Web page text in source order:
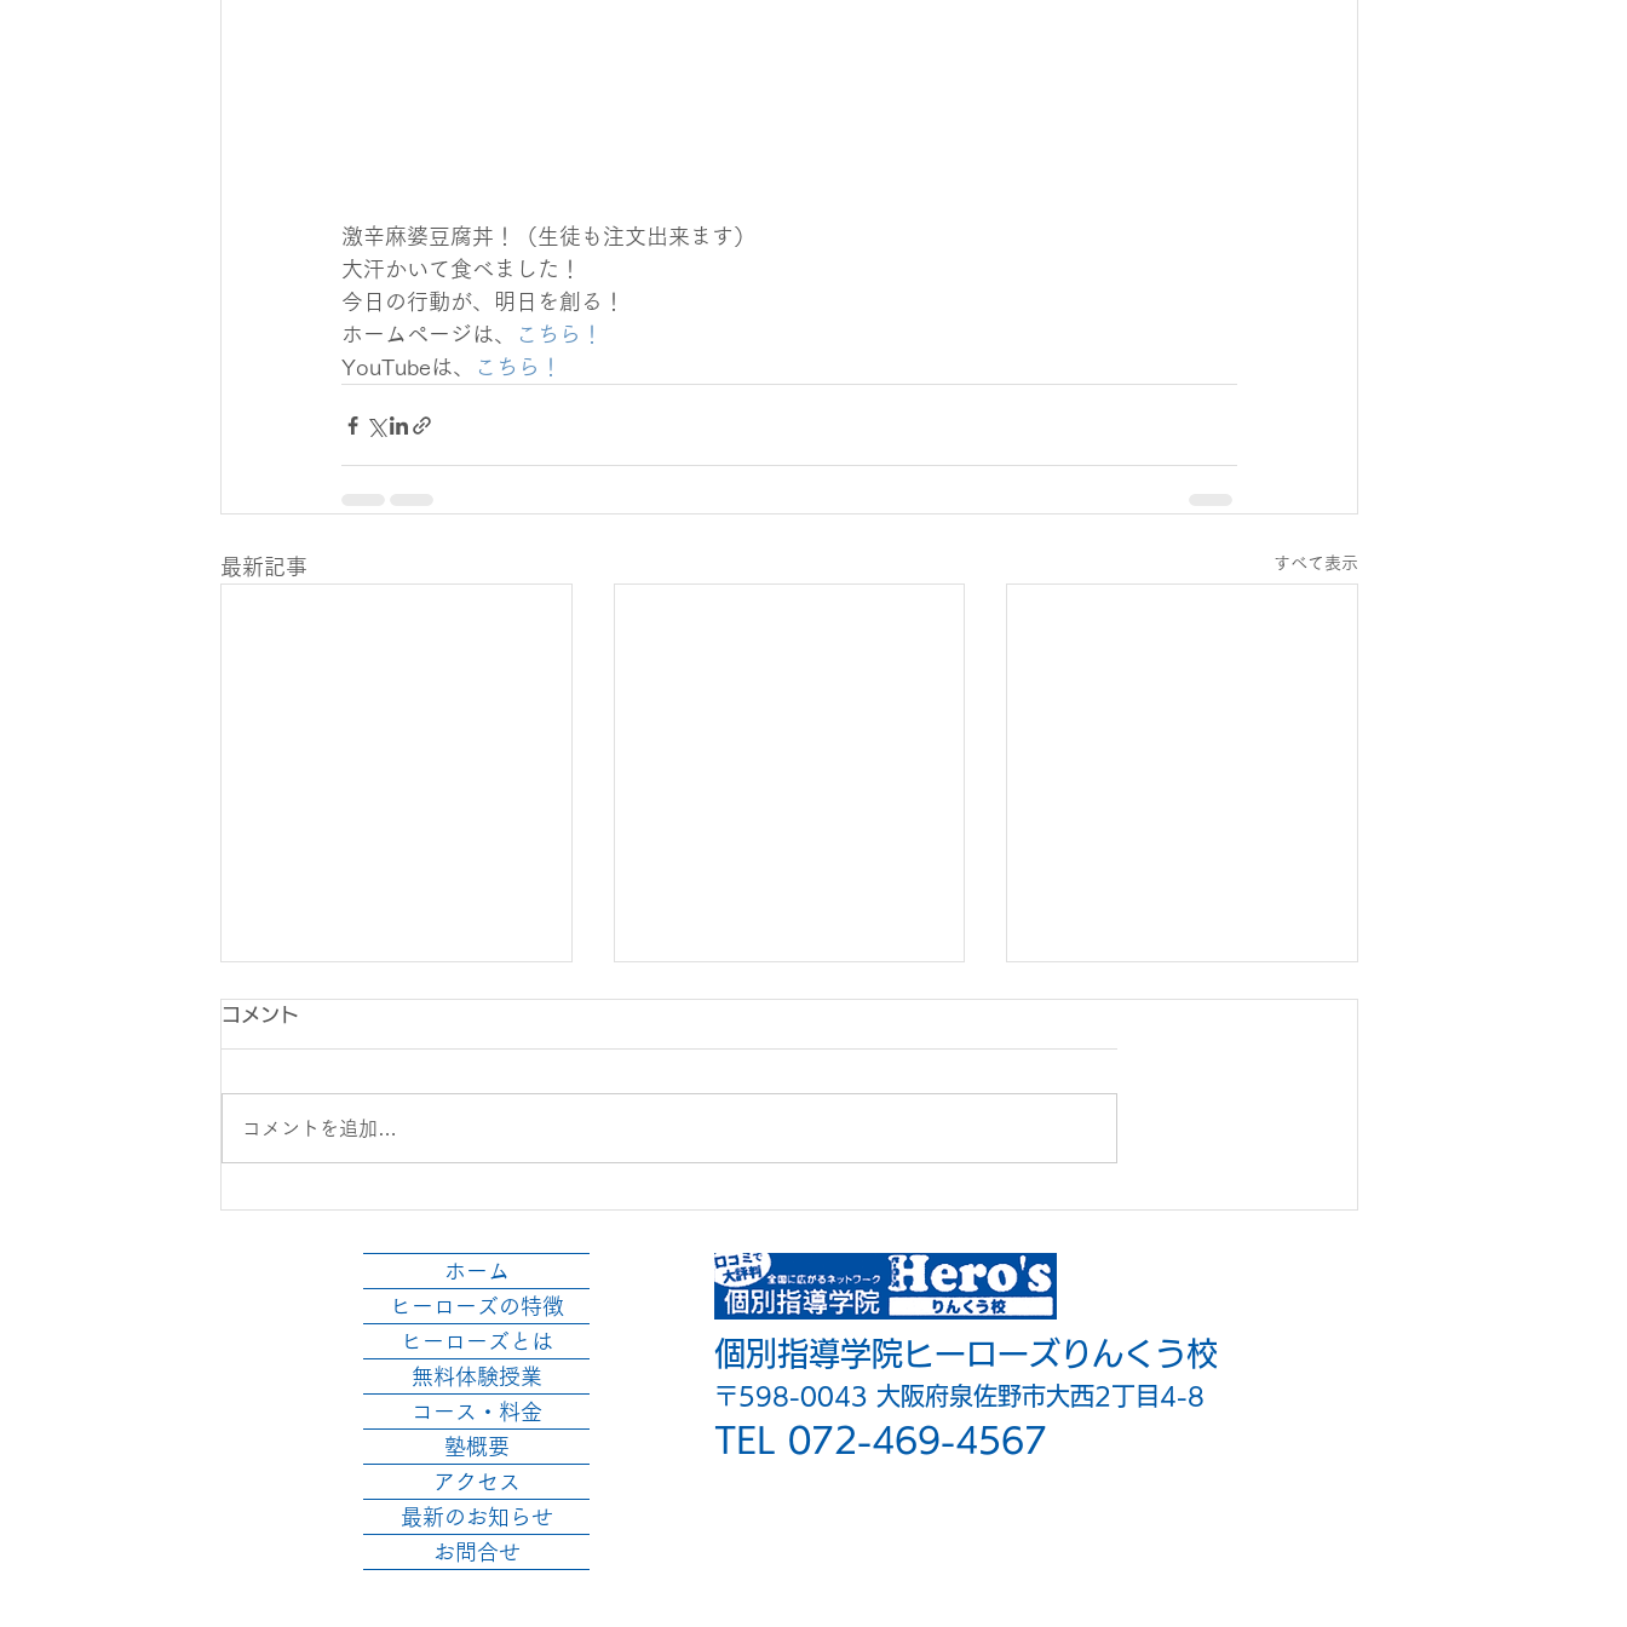
激辛麻婆豆腐丼！（生徒も注文出来ます）
大汗かいて食べました！
今日の行動が、明日を創る！
ホームページは、
こちら！
YouTubeは、
こちら！
最新記事 すべて表示
9日・10日・11日は、お盆休
み！授業はありません！
明日から三日間の授業はお休
みです。
社会とか理科とか、忘れてた
とこ思いだせた！
コメント
コメントを追加…
ホーム
ヒーローズの特徴
ヒーローズとは
無料体験授業
コース・料金
塾概要
アクセス
最新のお知らせ
お問合せ
個別指導学院ヒーローズりんくう校
〒598-0043 大阪府泉佐野市大西2丁目4-8
TEL 072-469-4567